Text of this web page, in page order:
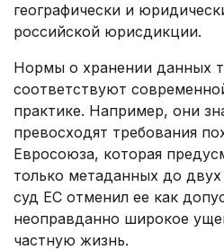
географически и
российской юрисдикции.
Нормы о хранении данных
соответствуют
практике. Например, они
превосходят требования
Евросоюза, которая
только метаданных до
суд ЕС отменил ее как
неоправданно широкое
частную жизнь.